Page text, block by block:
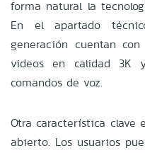
forma natural la
En el apartado
generación cuentan
videos en calidad 3K
comandos de voz.
Otra característica clave
abierto. Los usuarios